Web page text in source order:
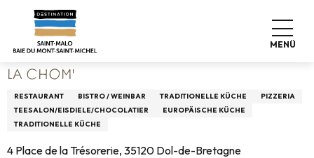
contenu
MENÜ
Startseite
Wo man essen kann
Restaurants
LA CHOM'
RESTAURANT BISTRO / WEINBAR TRADITIONELLE KÜCHE
PIZZERIA
TEESALON/EISDIELE/CHOCOLATIER
EUROPÄISCHE KÜCHE
TRADITIONELLE KÜCHE
4 Place de la Trésorerie, 35120 Dol-de-Bretagne